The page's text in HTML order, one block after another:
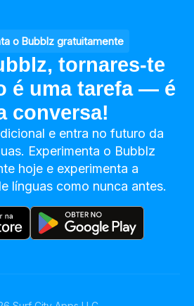
o Bubblz gratuitamente
tornares-te
é uma tarefa — é
conversa!
e entra no futuro da
Experimenta o Bubblz
hoje e experimenta a
línguas como nunca antes.